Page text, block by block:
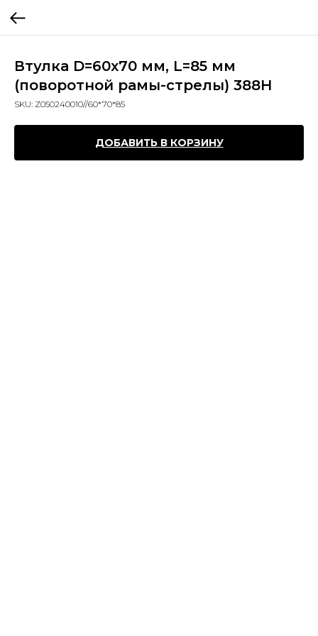
Втулка D=60x70 мм, L=85 мм
(поворотной рамы-стрелы) 388H
SKU: Z050240010//60*70*85
ДОБАВИТЬ В КОРЗИНУ